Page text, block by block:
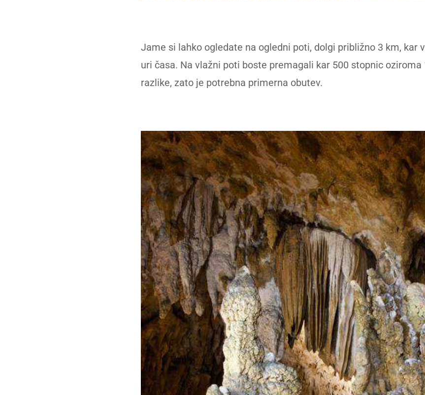
Jame si lahko ogledate na ogledni poti, dolgi približno 3 km, kar
uri časa. Na vlažni poti boste premagali kar 500 stopnic
razlike, zato je potrebna primerna obutev.